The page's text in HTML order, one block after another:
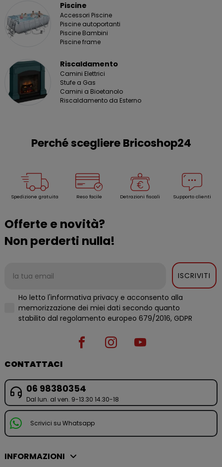
Piscine
Accessori Piscine
Piscine autoportanti
Piscine Bambini
Piscine frame
Riscaldamento
Camini Elettrici
Stufe a Gas
Camini a Bioetanolo
Riscaldamento da Esterno
Perché scegliere Bricoshop24
Spedizione gratuita Reso facile Detrazioni fiscali Supporto clienti
Offerte e novità?
Non perderti nulla!
ISCRIVITI
Ho letto l'informativa privacy e acconsento alla
memorizzazione dei miei dati secondo quanto
stabilito dal regolamento europeo 679/2016, GDPR
CONTATTACI
06 98380354
Dal lun. al ven. 9-13.30 14.30-18
Scrivici su Whatsapp
INFORMAZIONI